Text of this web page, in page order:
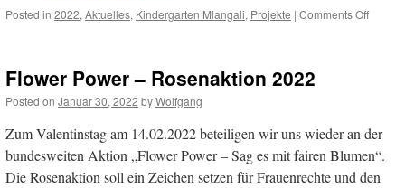
Posted in 2022, Aktuelles, Kindergarten Mlangali, Projekte | Comments Offon
Flower Power – Rosenaktion 2022
Posted on Januar 30, 2022 byWolfgang
Zum Valentinstag am 14.02.2022 beteiligen wir uns wieder an der
bundesweiten Aktion „Flower Power – Sag es mit fairen Blumen“.
Die Rosenaktion soll ein Zeichen setzen für Frauenrechte und den